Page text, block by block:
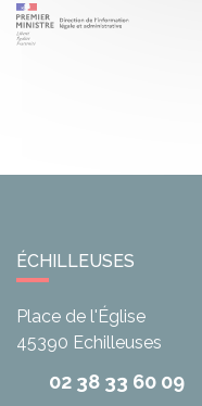
ÉCHILLEUSES
Place de l'Église
45390 Echilleuses
02 38 33 60 09